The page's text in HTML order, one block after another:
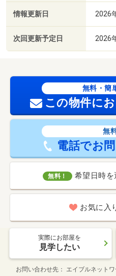
情報更新日 2026
次回更新予定日 2026
無料・簡
この物件に
無
電話でお
無料！ 希望日時を
お気に入
実際にお部屋を
見学したい
お問い合わせ先 エイブルネット